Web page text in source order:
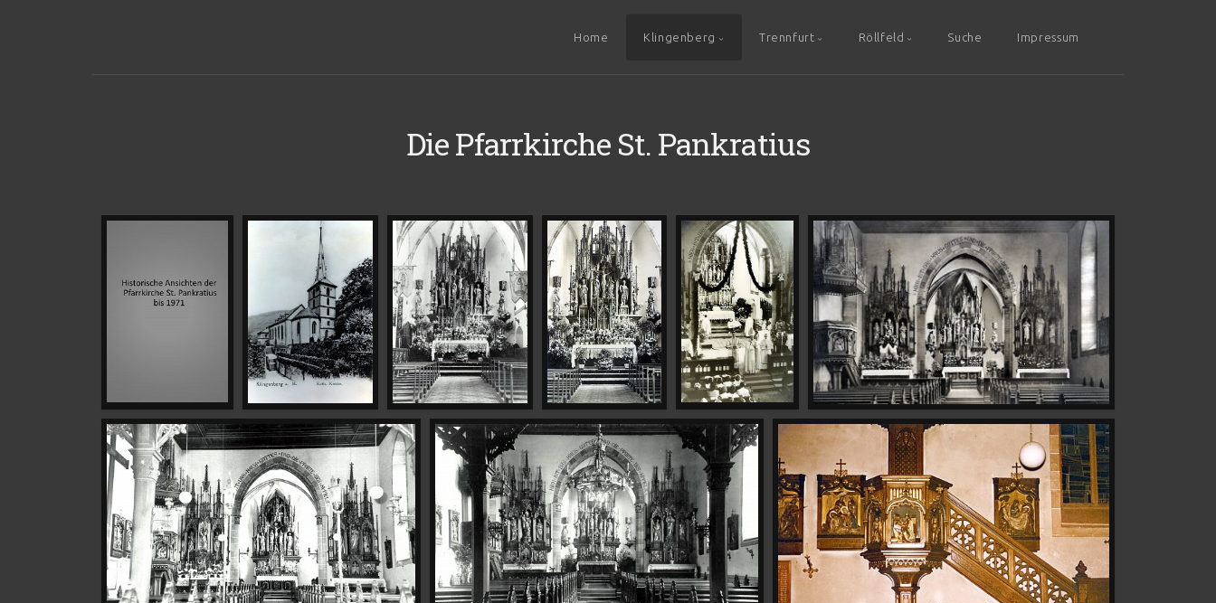
Home Klingenberg Trennfurt Röllfeld Suche Impressum
Die Pfarrkirche St. Pankratius